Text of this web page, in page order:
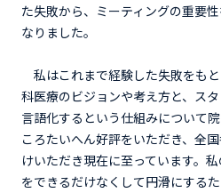
た失敗から、ミーティングの重要
なりました。
私はこれまで経験した失敗をも
科医療のビジョンや考え方と、ス
言語化するという仕組みについて
ころたいへん好評をいただき、全
けいただき現在に至っています。
をできるだけなくして円滑にする